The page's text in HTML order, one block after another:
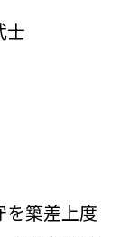
士
を築差上度